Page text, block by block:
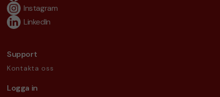
Instagram
LinkedIn
Support
Kontakta oss
Logga in